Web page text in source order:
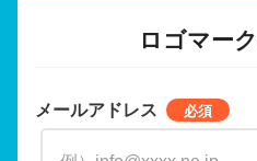
ロゴマー
メールアドレス